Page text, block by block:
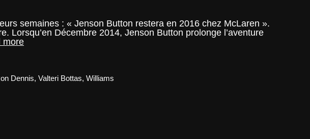
semaines : « Jenson Button restera en 2016 chez McLaren ».
Lorsqu’en Décembre 2014, Jenson Button prolonge l’aventure
moreAvant
coup
Dennis,Valteri Bottas,Williams